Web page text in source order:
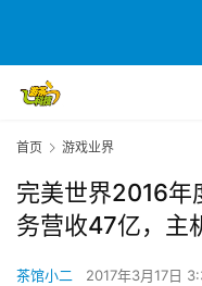
首页 游戏业界
完美世界2016年
务营收47亿，主
茶馆小二 2017年3月17日